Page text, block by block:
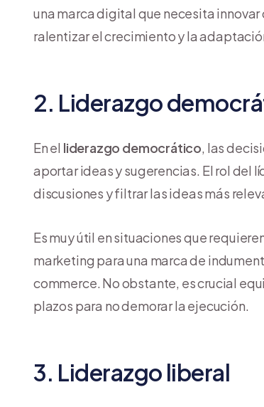
una marca digital que necesita
ralentizar el crecimiento y la
2. Liderazgo
En el liderazgo democrático, las
aportar ideas y sugerencias. El rol del
discusiones y filtrar las ideas más
Es muy útil en situaciones que
marketing para una marca de
commerce. No obstante, es crucial
plazos para no demorar la ejecución.
3. Liderazgo liberal